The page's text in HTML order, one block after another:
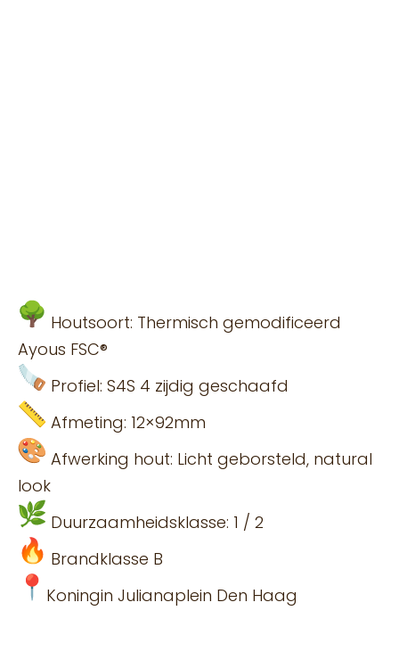
Houtsoort: Thermisch gemodificeerd
Ayous FSC®
Profiel: S4S 4 zijdig geschaafd
Afmeting: 12×92mm
Afwerking hout: Licht geborsteld, natural
look
Duurzaamheidsklasse: 1 / 2
Brandklasse B
Koningin Julianaplein Den Haag